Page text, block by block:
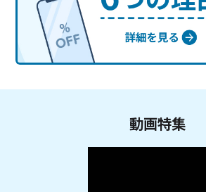
動画特集